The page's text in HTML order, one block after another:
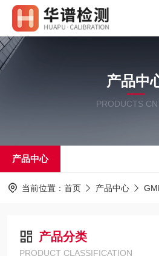
产品中
PRODUCTS
产品中心
当前位置： 首页 产品中心
产品分类
PRODUCT CLASSIFICATION